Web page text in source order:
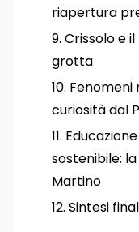
riapertura
Crissolo e
grotta
Fenomeni
curiosità dal
sostenibile:
Martino
Sintesi